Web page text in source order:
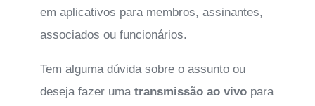
em aplicativos para membros, assinantes,
associados ou funcionários.
Tem alguma dúvida sobre o assunto ou
deseja fazer uma transmissão ao vivo para